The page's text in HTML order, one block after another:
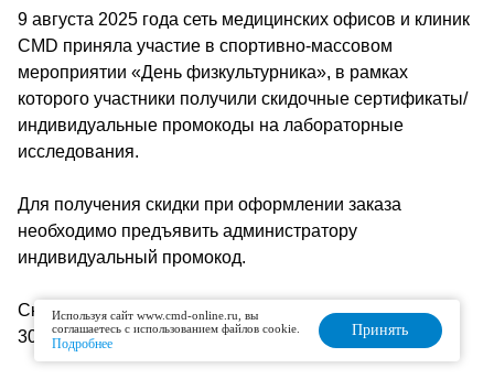
9 августа 2025 года сеть медицинских офисов и клиник
CMD приняла участие в спортивно-массовом
мероприятии «День физкультурника», в рамках
которого участники получили скидочные сертификаты/
индивидуальные промокоды на лабораторные
исследования.
Для получения скидки при оформлении заказа
необходимо предъявить администратору
индивидуальный промокод.
Скидка по акции действует в период с 10.08.2025 г. по
30.09.2025 г. (включительно).
Используя сайт www.cmd-online.ru, вы
соглашаетесь с использованием файлов cookie.
Подробнее
Принять